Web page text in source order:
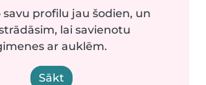
savu profilu jau šodien, un
lai savienotu
ar auklēm.
Sākt